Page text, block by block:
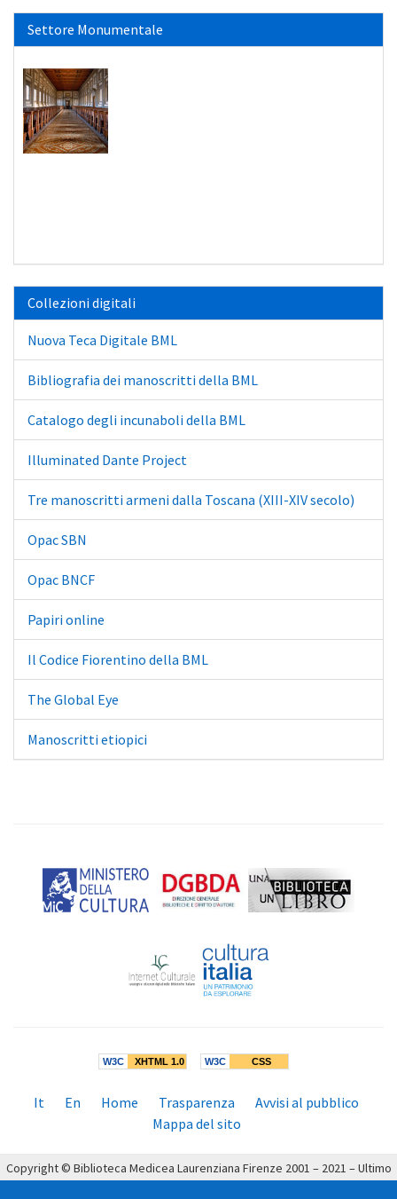
Settore Monumentale
Collezioni digitali
Nuova Teca Digitale BML
Bibliografia dei manoscritti della BML
Catalogo degli incunaboli della BML
Illuminated Dante Project
Tre manoscritti armeni dalla Toscana (XIII-XIV secolo)
Opac SBN
Opac BNCF
Papiri online
Il Codice Fiorentino della BML
The Global Eye
Manoscritti etiopici
W3C XHTML 1.0 W3C CSS
Menù
It En Home Trasparenza
Avvisi al pubblico
Mappa del sito
Copyright © Biblioteca Medicea Laurenziana Firenze 2001 – 2021 – Ultimo